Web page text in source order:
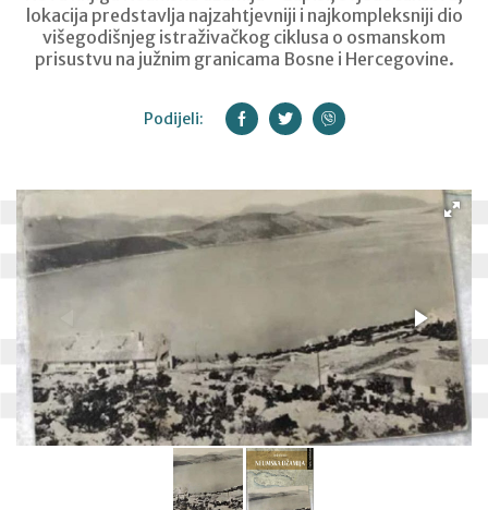
lokacija predstavlja najzahtjevniji i najkompleksniji dio
višegodišnjeg istraživačkog ciklusa o osmanskom
prisustvu na južnim granicama Bosne i Hercegovine.
Podijeli: